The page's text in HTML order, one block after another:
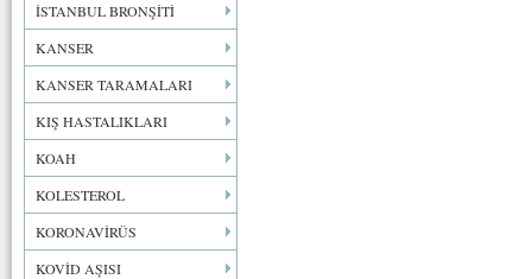
İSTANBUL BRONŞİTİ
KANSER
KANSER TARAMALARI
KIŞ HASTALIKLARI
KOAH
KOLESTEROL
KORONAVİRÜS
KOVİD AŞISI